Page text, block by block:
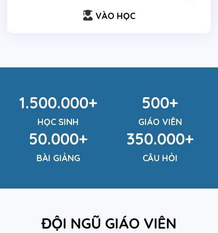
VÀO HỌC
1.500.000+
HỌC SINH
500+
GIÁO VIÊN
50.000+
BÀI GIẢNG
350.000+
CÂU HỎI
ĐỘI NGŨ GIÁO VIÊN